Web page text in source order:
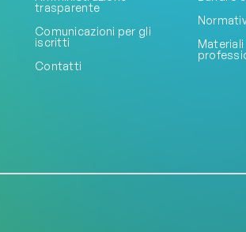
trasparente
Comunicazioni per gli
iscritti
Contatti
Materiali